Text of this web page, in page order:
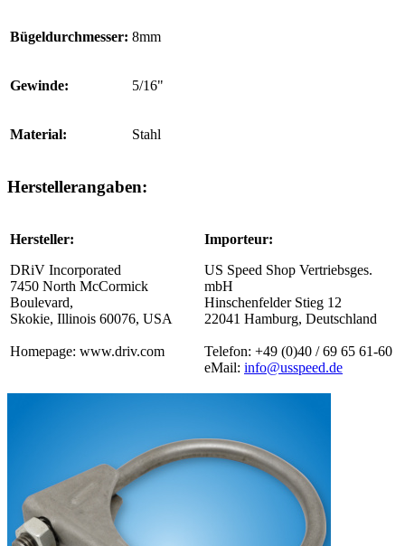
Bügeldurchmesser: 8mm
Gewinde: 5/16"
Material: Stahl
Herstellerangaben:
Hersteller:
DRiV Incorporated
7450 North McCormick
Boulevard,
Skokie, Illinois 60076, USA
Homepage: www.driv.com
Importeur:
US Speed Shop Vertriebsges.
mbH
Hinschenfelder Stieg 12
22041 Hamburg, Deutschland
Telefon: +49 (0)40 / 69 65 61-60
eMail: info@usspeed.de